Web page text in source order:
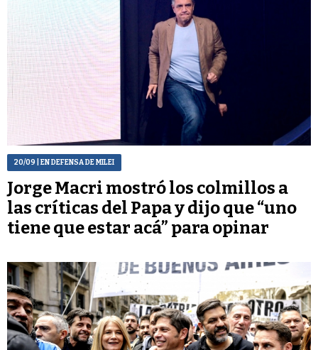
20/09 | EN DEFENSA DE MILEI
Jorge Macri mostró los colmillos a
las críticas del Papa y dijo que “uno
tiene que estar acá” para opinar